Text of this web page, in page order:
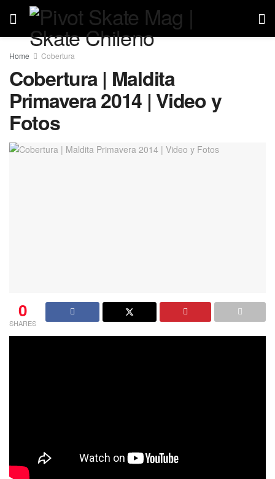
Home Cobertura
Cobertura | Maldita
Primavera 2014 | Video y
Fotos
0
SHARES